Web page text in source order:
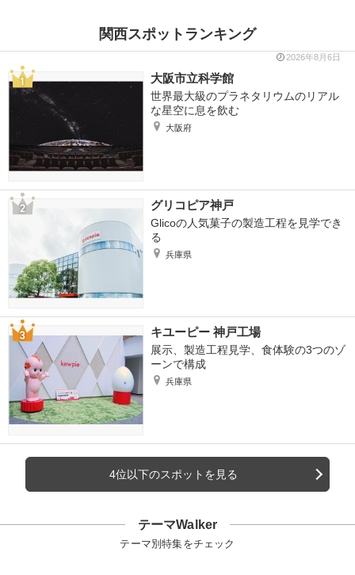
関西スポットランキング
2026年8月6日
大阪市立科学館
世界最大級のプラネタリウムのリアル
な星空に息を飲む
大阪府
グリコピア神戸
Glicoの人気菓子の製造工程を見学でき
る
兵庫県
キユーピー 神戸工場
展示、製造工程見学、食体験の3つのゾ
ーンで構成
兵庫県
4位以下のスポットを見る
テーマWalker
テーマ別特集をチェック